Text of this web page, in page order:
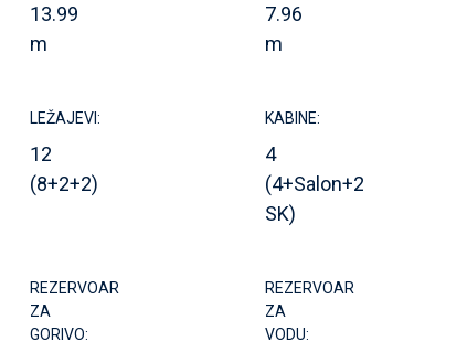
13.99
m
7.96
m
LEŽAJEVI:
12
(8+2+2)
KABINE:
4
(4+Salon+2
SK)
REZERVOAR
ZA
GORIVO:
REZERVOAR
ZA
VODU: